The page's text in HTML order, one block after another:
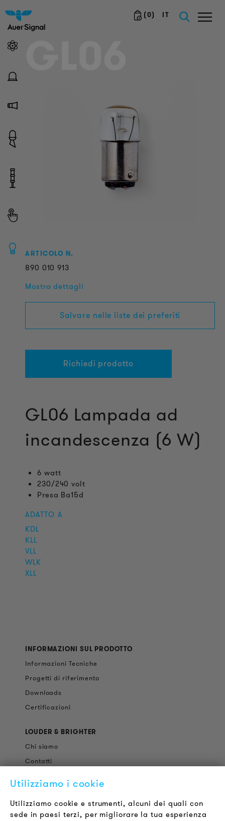
(0) IT
ARTICOLO N.
890 010 913
Mostra dettagli
Salvare nelle liste dei preferiti
Richiedi prodotto
GL06 Lampada ad
incandescenza (6 W)
6 watt
230/240 volt
Presa Ba15d
ADATTO A
KDL
KLL
VLL
WLK
XLL
INFORMAZIONI SUL PRODOTTO
Informazioni Tecniche
Progetti di riferimento
Downloads
Certificazioni
LOUDER & BRIGHTER
Chi siamo
Contatti
Newsletter
LEGALE
Utilizziamo i cookie
Utilizziamo cookie e strumenti, alcuni dei quali con
sede in paesi terzi, per migliorare la tua esperienza